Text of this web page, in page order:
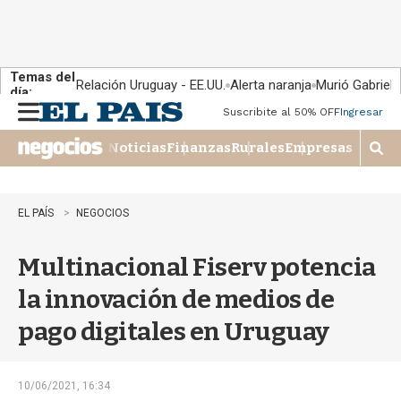
Temas del
día:
Relación Uruguay - EE.UU. Alerta naranja Murió Gabriel
n
u
Suscribite al 50% OFFIngresar
NoticiasFinanzasRuralesEmpresas
M
o
b
EL PAÍS NEGOCIOS
Multinacional Fiserv potencia
la innovación de medios de
pago digitales en Uruguay
10/06/2021, 16:34